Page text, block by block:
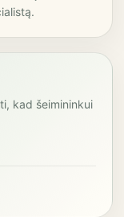
kad šeimininkui